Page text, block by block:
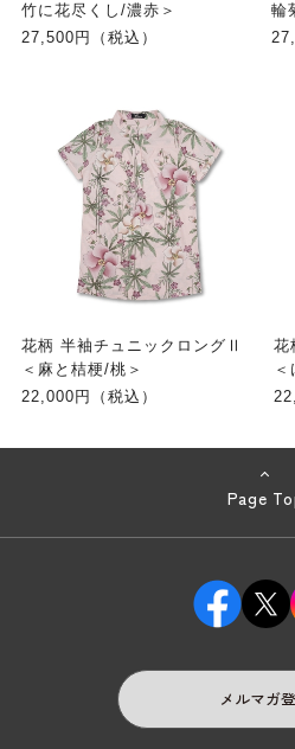
竹に花尽くし/濃赤＞
27,500円（税込）
輪
花柄 半袖チュニックロングⅡ
＜麻と桔梗/桃＞
22,000円（税込）
花
Page
メルマガ